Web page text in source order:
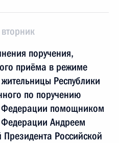
поручения,
приёма в режиме
Республики
по поручению
Федерации помощником
Андреем
Российской